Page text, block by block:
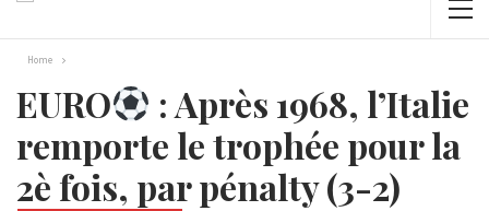
Home
EURO
: Après 1968, l’Italie
remporte le trophée pour la
2è fois, par pénalty (3-2)